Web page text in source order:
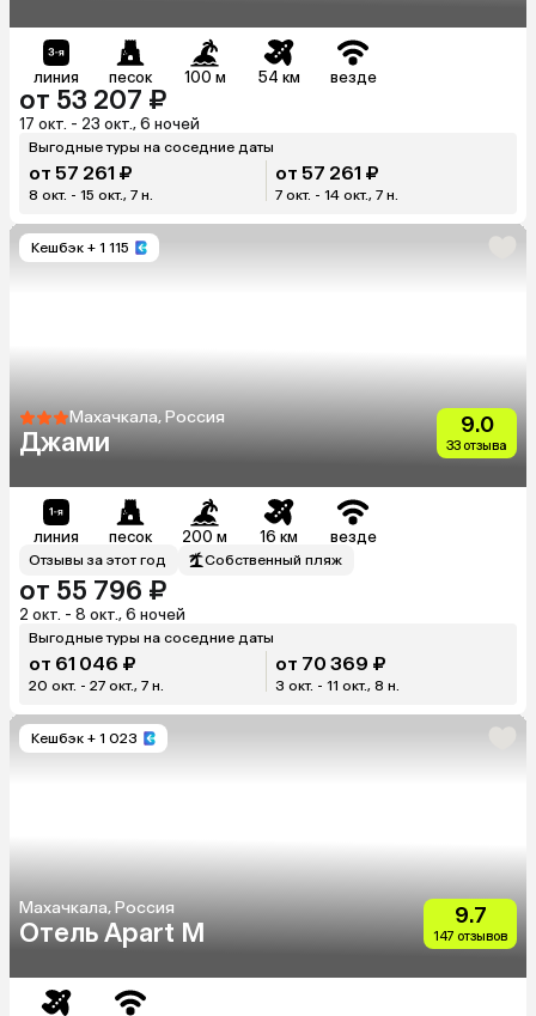
линия песок 100 м 54 км везде
от 53 207 ₽
17 окт. - 23 окт., 6 ночей
Выгодные туры на соседние даты
от 57 261 ₽
8 окт. - 15 окт., 7 н.
от 57 261 ₽
7 окт. - 14 окт., 7 н.
Кешбэк + 1 115
Махачкала, Россия
Джами
9.0
33 отзыва
линия песок 200 м 16 км везде
Отзывы за этот год Собственный пляж
от 55 796 ₽
2 окт. - 8 окт., 6 ночей
Выгодные туры на соседние даты
от 61 046 ₽
20 окт. - 27 окт., 7 н.
от 70 369 ₽
3 окт. - 11 окт., 8 н.
Кешбэк + 1 023
Махачкала, Россия
Отель Apart M
9.7
147 отзывов